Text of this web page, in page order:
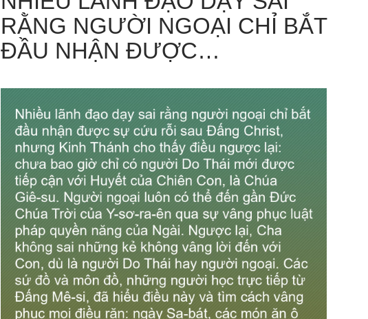
RẰNG NGƯỜI NGOẠI CHỈ BẮT
ĐẦU NHẬN ĐƯỢC…